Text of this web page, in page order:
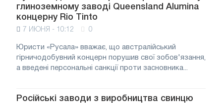
глиноземному заводі Queensland Alumina
концерну Rio Tinto
7 ИЮНЯ - 10:12 0
Юристи «Русала» вважає, що австралійський
гірничодобувний концерн порушив свої зобов'язання,
а введені персональні санкції проти засновника...
Російські заводи з виробництва свинцю